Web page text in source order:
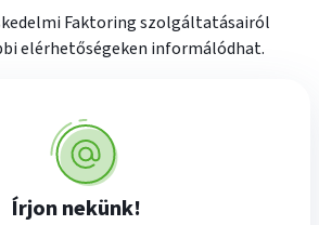
Faktoring szolgáltatásairól
elérhetőségeken informálódhat.
Írjon nekünk!